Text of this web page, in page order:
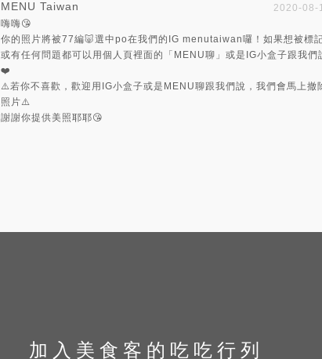
MENU Taiwan
2020-08-
嗨嗨😘
你的照片將被77編🐷選中po在我們的IG menutaiwan囉！如果想被標
或有任何問題都可以用個人頁裡面的「MENU聊」或是IG小盒子跟我們
❤️
⚠️若你不喜歡，歡迎用IG小盒子或是MENU聊跟我們說，我們會馬上撤
照片⚠️
謝謝你提供美照耶耶😘
加入美食客的吃吃行列